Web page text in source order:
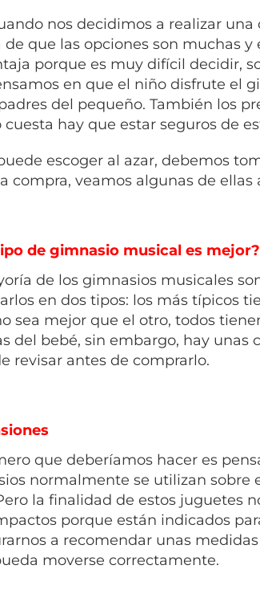
nos decidimos a realizar
que las opciones son muchas
porque es muy difícil decidir,
en que el niño disfrute el
del pequeño. También los
cuesta hay que estar seguros de
escoger al azar, debemos
compra, veamos algunas de ellas
de gimnasio musical es mejor?
de los gimnasios musicales
en dos tipos: los más típicos
sea mejor que el otro, todos
del bebé, sin embargo, hay
revisar antes de comprarlo.
que deberíamos hacer es
normalmente se utilizan sobre
la finalidad de estos juguetes
porque están indicados
a recomendar unas
moverse correctamente.